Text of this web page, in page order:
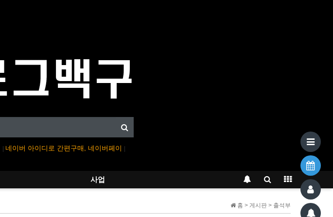
| 네이버 아이디로 간편구매, 네이버페이 |
사업
홈 > 게시판 > 출석부